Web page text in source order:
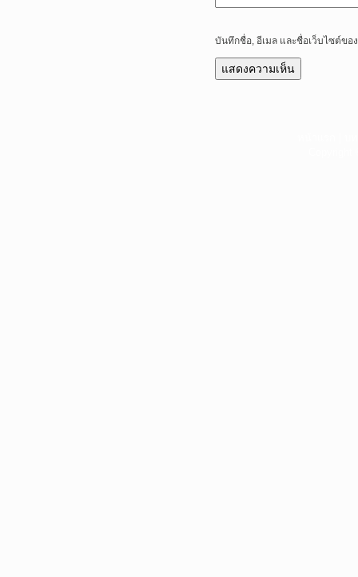
บันทึกชื่อ, อีเมล และชื่อเว็บไซต์ขอ